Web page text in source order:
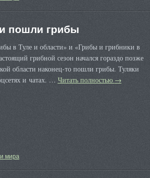
пошли грибы
в Туле и области» и «Грибы и грибники в
грибной сезон начался гораздо позже
области наконец-то пошли грибы. Туляки
и чатах. … Читать полностью →
мира